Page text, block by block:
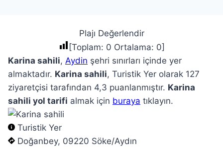
Plajı Değerlendir
[Toplam: 0 Ortalama: 0]
Karina sahili, Aydin şehri sınırları içinde yer
almaktadır. Karina sahili, Turistik Yer olarak 127
ziyaretçisi tarafından 4,3 puanlanmıştır. Karina
sahili yol tarifi almak için buraya tıklayın.
Turistik Yer
Doğanbey, 09220 Söke/Aydın